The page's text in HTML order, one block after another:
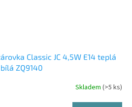
Classic JC 4,5W E14 teplá
bílá ZQ9140
Skladem (>5 ks)